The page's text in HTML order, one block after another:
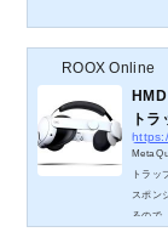
ROOX Online
ト
Meta
トラッ
スポン
るので